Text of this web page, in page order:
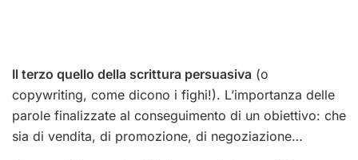
Il terzo quello della scrittura persuasiva (o
copywriting, come dicono i fighi!). L’importanza delle
parole finalizzate al conseguimento di un obiettivo: che
sia di vendita, di promozione, di negoziazione…